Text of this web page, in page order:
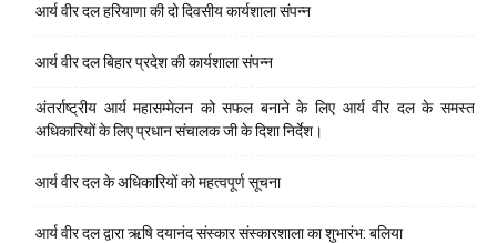
आर्य वीर दल हरियाणा की दो दिवसीय कार्यशाला संपन्न
आर्य वीर दल बिहार प्रदेश की कार्यशाला संपन्न
अंतर्राष्ट्रीय आर्य महासम्मेलन को सफल बनाने के लिए आर्य वीर दल के समस्त
अधिकारियों के लिए प्रधान संचालक जी के दिशा निर्देश।
आर्य वीर दल के अधिकारियों को महत्वपूर्ण सूचना
आर्य वीर दल द्वारा ऋषि दयानंद संस्कार संस्कारशाला का शुभारंभ: बलिया